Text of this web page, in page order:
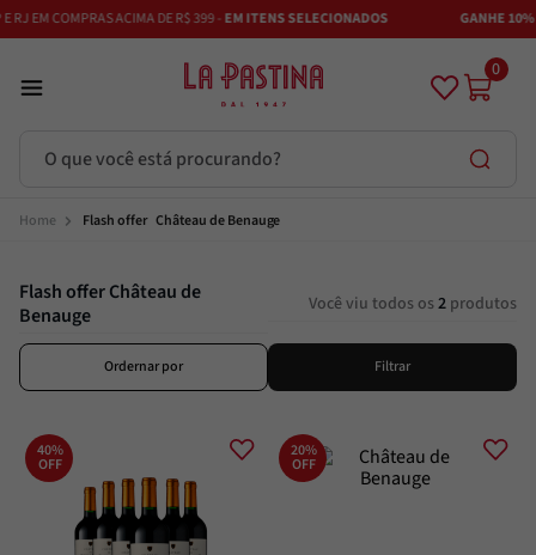
EM COMPRAS ACIMA DE R$ 399 -EM ITENS SELECIONADOS GANHE 10%
0
Flash offer    Château de Benauge
Flash offer Château de
Benauge
Você viu todos os2 produtos
Ordernar por Filtrar
40%
OFF
20%
OFF
Termos mais buscados
2º Vinhos
3º Adobe
4º Maestra
6
Alcachofra
Passata